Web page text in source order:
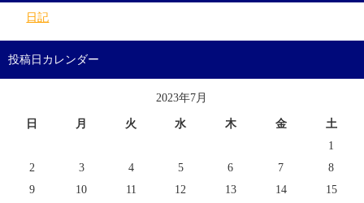
日記
投稿日カレンダー
2023年7月
日 月 火 水 木 金
土
1
2
3 4 5 6 7
8
9
10 11 12 13 14 15